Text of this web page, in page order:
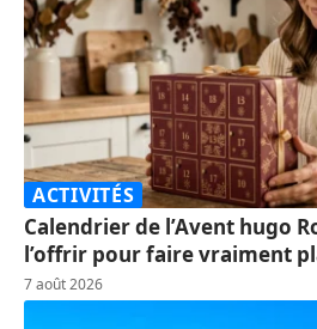
ACTIVITÉS
Calendrier de l’Avent hugo
l’offrir pour faire vraiment
7 août 2026